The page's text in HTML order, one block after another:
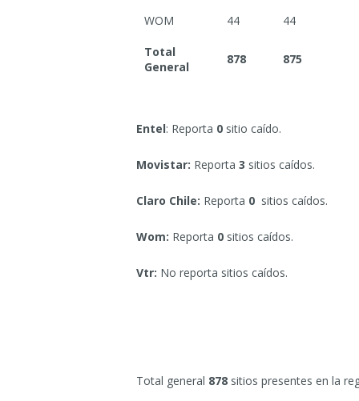
WOM 44 44
Total
General
878 875
Entel: Reporta 0 sitio caído.
Movistar: Reporta 3 sitios caídos.
Claro Chile: Reporta 0 sitios caídos.
Wom: Reporta 0 sitios caídos.
Vtr: No reporta sitios caídos.
Total general 878 sitios presentes en la